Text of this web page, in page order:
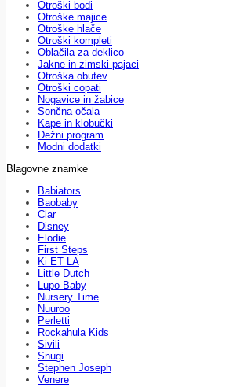
Otroški bodi
Otroške majice
Otroške hlače
Otroški kompleti
Oblačila za deklico
Jakne in zimski pajaci
Otroška obutev
Otroški copati
Nogavice in žabice
Sončna očala
Kape in klobučki
Dežni program
Modni dodatki
Blagovne znamke
Babiators
Baobaby
Clar
Disney
Elodie
First Steps
Ki ET LA
Little Dutch
Lupo Baby
Nursery Time
Nuuroo
Perletti
Rockahula Kids
Sivili
Snugi
Stephen Joseph
Venere